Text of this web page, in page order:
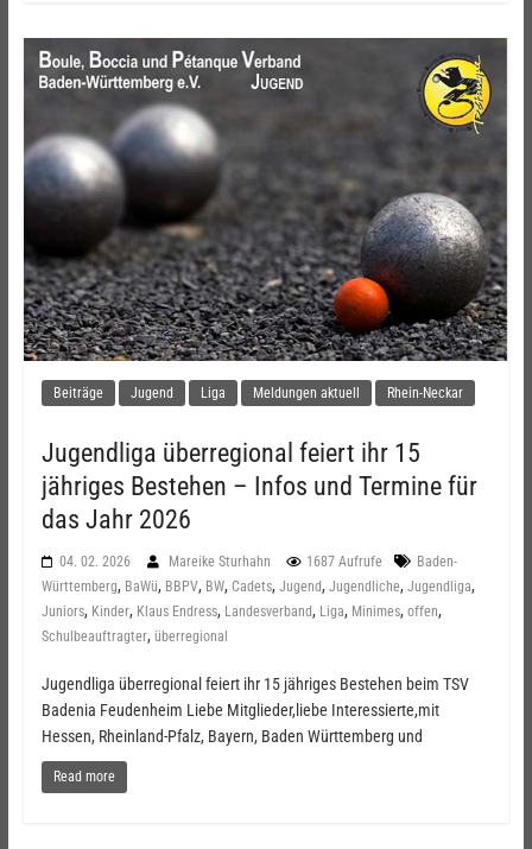
Beiträge Jugend Liga Meldungen aktuell Rhein-Neckar
Jugendliga überregional feiert ihr 15
jähriges Bestehen – Infos und Termine für
das Jahr 2026
04. 02. 2026 Mareike Sturhahn 1687 Aufrufe
Baden-
Württemberg, BaWü, BBPV, BW, Cadets, Jugend, Jugendliche, Jugendliga,
Juniors, Kinder, Klaus Endress, Landesverband, Liga, Minimes, offen,
Schulbeauftragter, überregional
Jugendliga überregional feiert ihr 15 jähriges Bestehen beim TSV
Badenia Feudenheim Liebe Mitglieder,liebe Interessierte,mit
Hessen, Rheinland-Pfalz, Bayern, Baden Württemberg und
Read more